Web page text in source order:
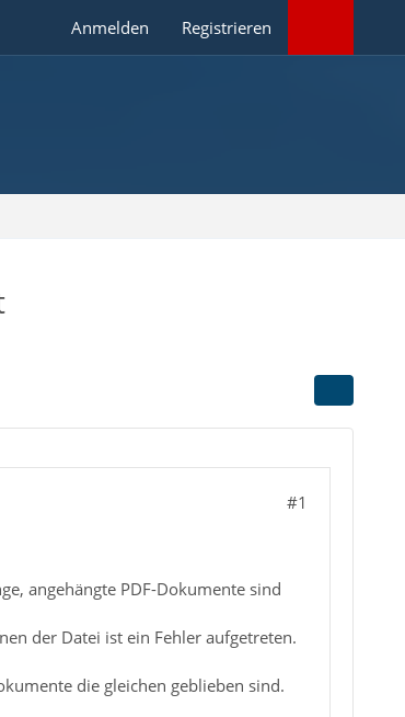
Anmelden Registrieren
#1
angehängte PDF-Dokumente sind
der Datei ist ein Fehler aufgetreten.
die gleichen geblieben sind.